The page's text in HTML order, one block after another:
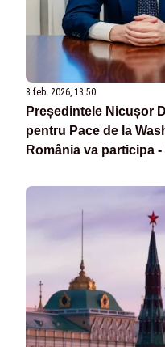
8 feb. 2026, 13:50
Președintele Nicușor
pentru Pace de la
România va participa -